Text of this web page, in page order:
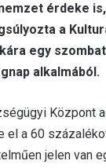
érdeke
a
egy
alkalmából.
Központ
a 60
jelen